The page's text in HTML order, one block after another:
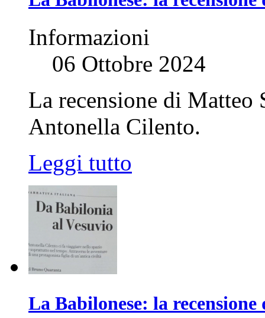
Informazioni
06 Ottobre 2024
La recensione di
Antonella Cilento.
Leggi tutto
La Babilonese: la